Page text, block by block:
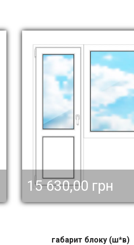
15 630,00 грн
габарит блоку (ш*в)